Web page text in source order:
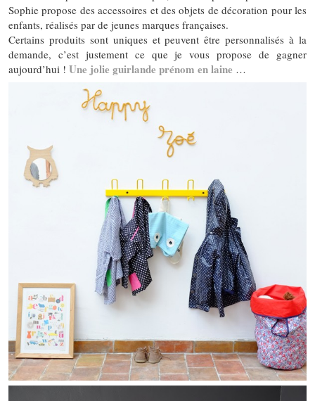
Sophie propose des accessoires et des objets de décoration pour les
enfants, réalisés par de jeunes marques françaises.
Certains produits sont uniques et peuvent être personnalisés à la
demande, c’est justement ce que je vous propose de gagner
aujourd’hui ! Une jolie guirlande prénom en laine …